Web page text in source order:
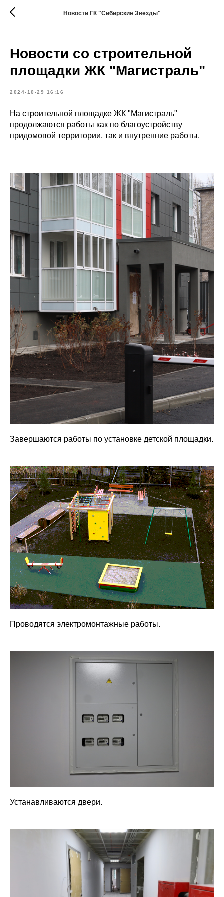
Новости ГК "Сибирские Звезды"
Новости со строительной
площадки ЖК "Магистраль"
2024-10-29 16:16
На строительной площадке ЖК "Магистраль"
продолжаются работы как по благоустройству
придомовой территории, так и внутренние работы.
Завершаются работы по установке детской площадки.
Проводятся электромонтажные работы.
Устанавливаются двери.